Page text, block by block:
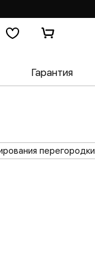
Гарантия
перегородки